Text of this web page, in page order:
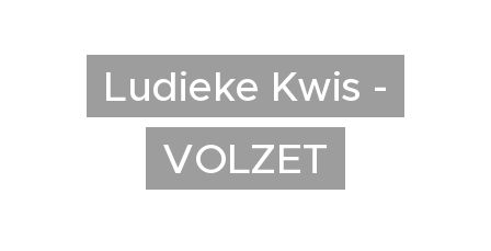
Ludieke Kwis -
VOLZET